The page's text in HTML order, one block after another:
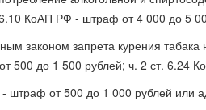
КоАП РФ - штраф от 4 000 до 5
законом запрета курения
500 до 1 500 рублей; ч. 2 ст. 6.24
от 500 до 1 000 рублей или